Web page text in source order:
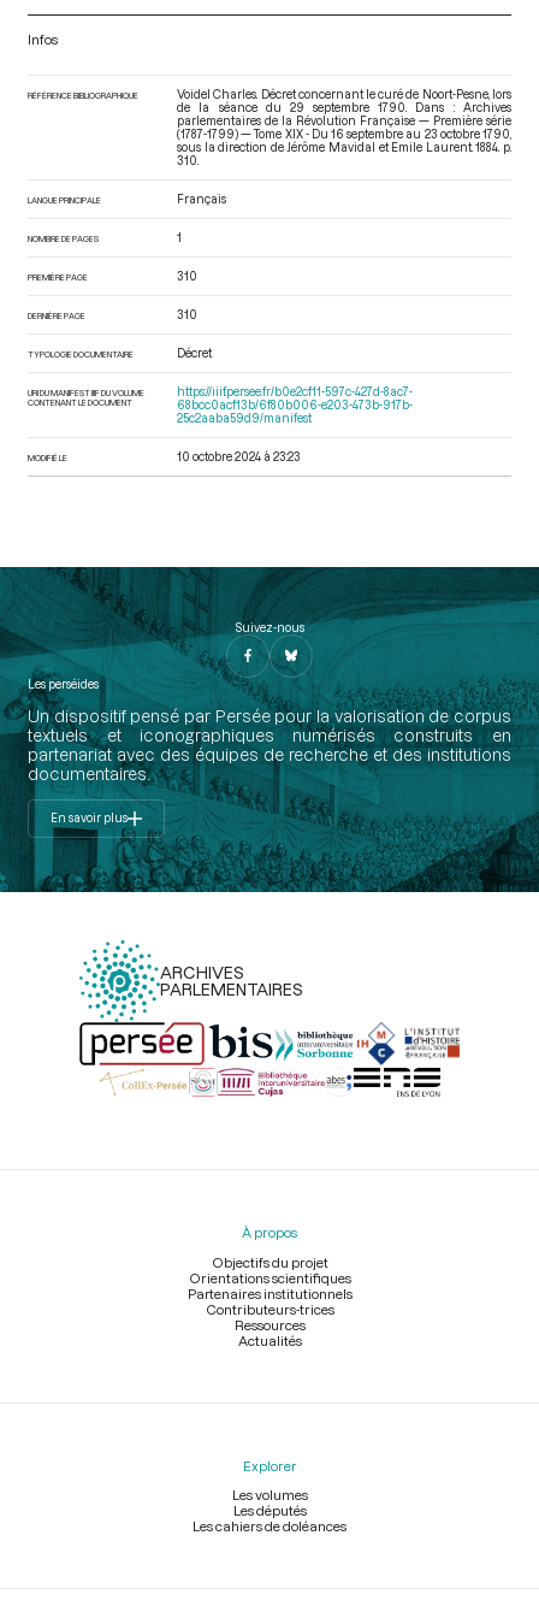
Infos
RÉFÉRENCE BIBLIOGRAPHIQUE
Voidel Charles. Décret concernant le curé de Noort-Pesne, lors
de la séance du 29 septembre 1790. Dans : Archives
parlementaires de la Révolution Française — Première série
(1787-1799) — Tome XIX - Du 16 septembre au 23 octobre 1790
sous la direction de Jérôme Mavidal et Emile Laurent. 1884. p.
310.
LANGUE PRINCIPALE Français
NOMBRE DE PAGES 1
PREMIÈRE PAGE 310
DERNIÈRE PAGE 310
TYPOLOGIE DOCUMENTAIRE Décret
URI DU MANIFEST IIIF DU VOLUME
CONTENANT LE DOCUMENT
https://iiif.persee.fr/b0e2cf11-597c-427d-8ac7-
68bcc0acf13b/6f80b006-e203-473b-917b-
25c2aaba59d9/manifest
MODIFIÉ LE 10 octobre 2024 à 23:23
Suivez-nous
Les perséides
Un dispositif pensé par Persée pour la valorisation de corpus
textuels et iconographiques numérisés construits en
partenariat avec des équipes de recherche et des institutions
documentaires.
En savoir plus
ARCHIVES
PARLEMENTAIRES
Menu
À propos
Objectifs du projet
Orientations scientifiques
Partenaires institutionnels
Contributeurs-trices
Ressources
Actualités
Explorer
Les volumes
Les députés
Les cahiers de doléances